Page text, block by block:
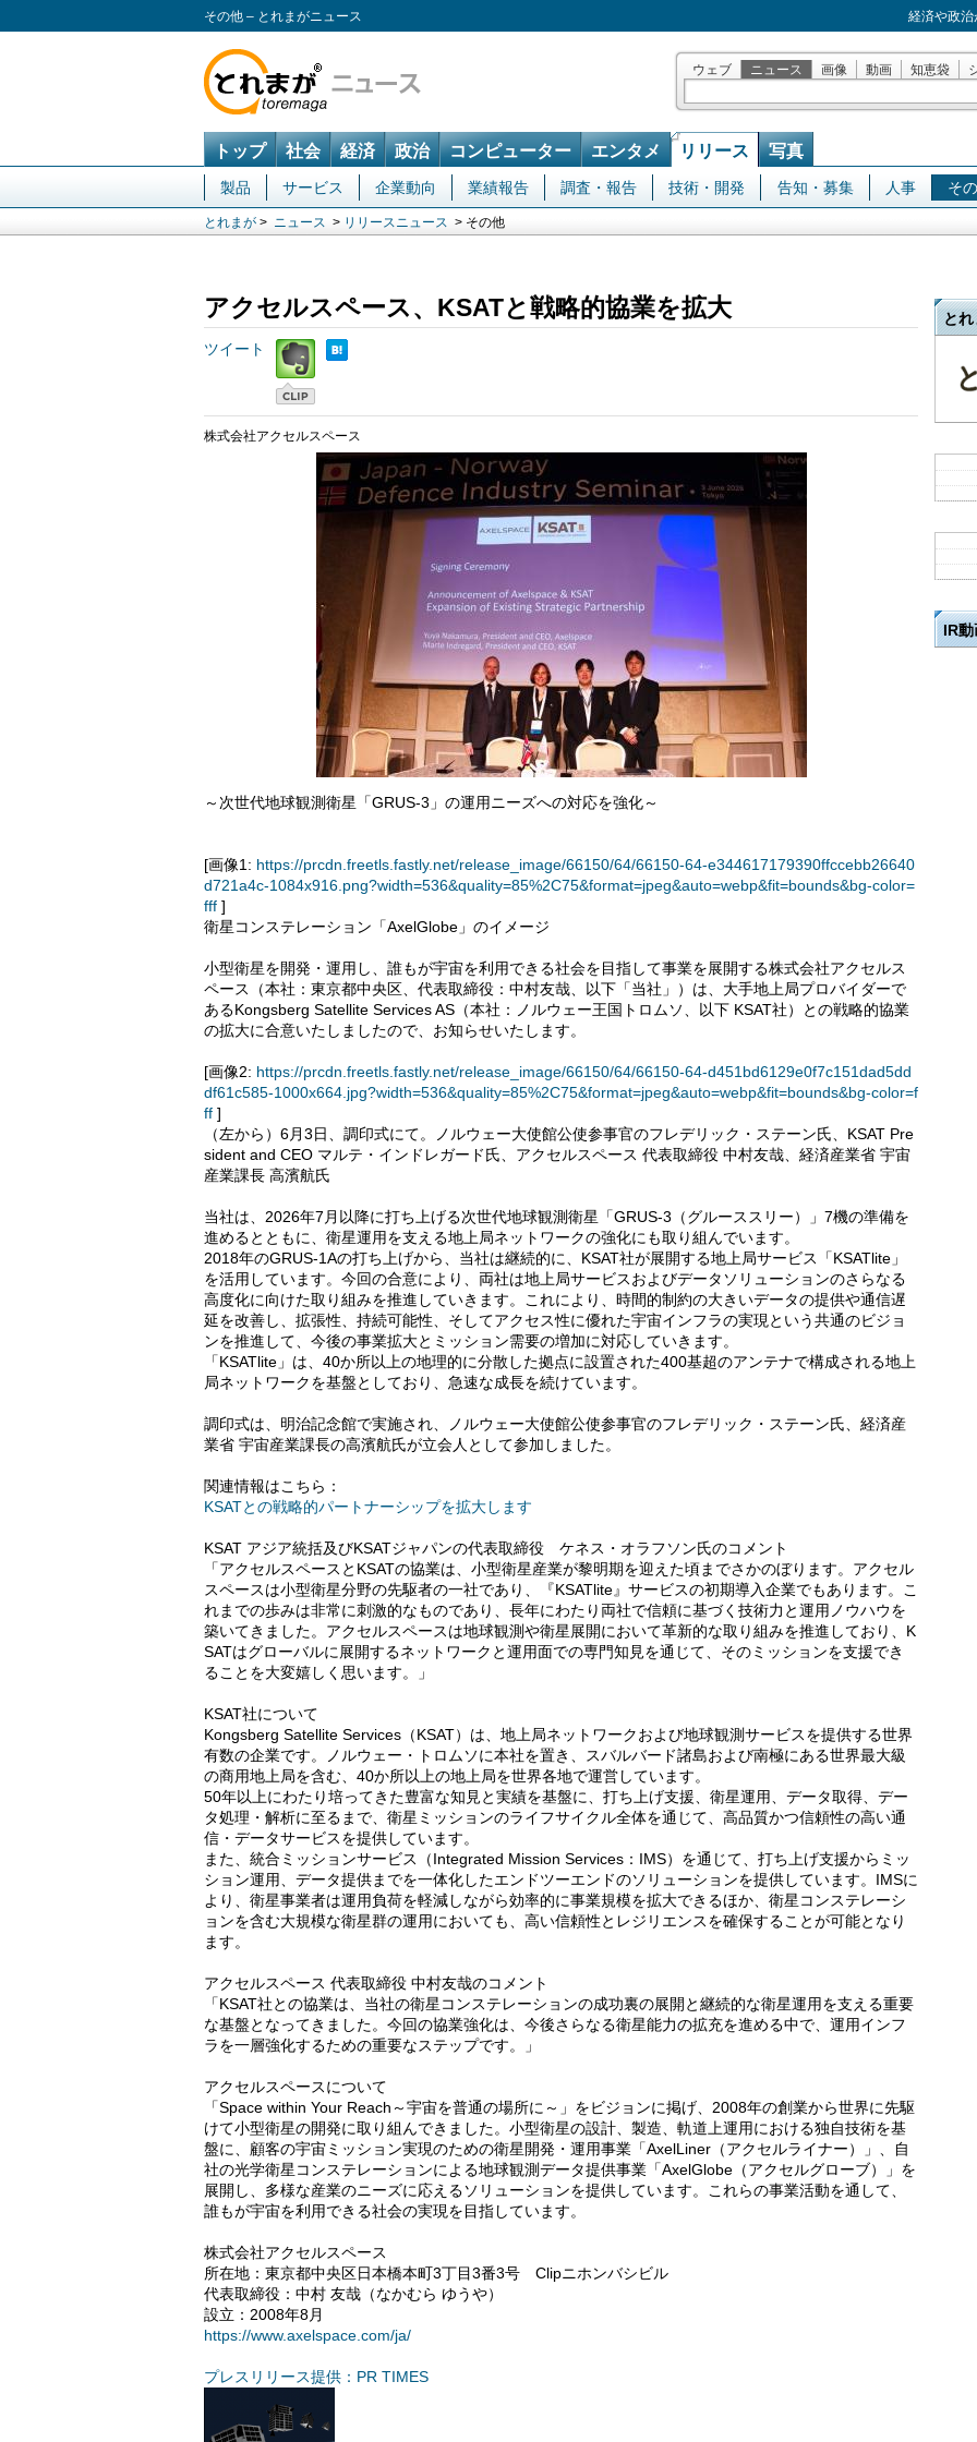
その他 – とれまがニュース 経済や政
ウェブ ニュース 画像 動画 知恵袋
トップ 社会 経済 政治 コンピューター エンタメ リリース 写真
製品 サービス 企業動向 業績報告 調査・報告 技術・開発 告知・募集 人事 そ
とれまが > ニュース > リリースニュース > その他
アクセルスペース、KSATと戦略的協業を拡大
ツイート
株式会社アクセルスペース
～次世代地球観測衛星「GRUS-3」の運用ニーズへの対応を強化～
[画像1: https://prcdn.freetls.fastly.net/release_image/66150/64/66150-64-e344617179390ffccebb26640
d721a4c-1084x916.png?width=536&quality=85%2C75&format=jpeg&auto=webp&fit=bounds&bg-color=
fff ]
衛星コンステレーション「AxelGlobe」のイメージ
小型衛星を開発・運用し、誰もが宇宙を利用できる社会を目指して事業を展開する株式会社アクセルス
ペース（本社：東京都中央区、代表取締役：中村友哉、以下「当社」）は、大手地上局プロバイダーで
あるKongsberg Satellite Services AS（本社：ノルウェー王国トロムソ、以下 KSAT社）との戦略的協業
の拡大に合意いたしましたので、お知らせいたします。
[画像2: https://prcdn.freetls.fastly.net/release_image/66150/64/66150-64-d451bd6129e0f7c151dad5dd
df61c585-1000x664.jpg?width=536&quality=85%2C75&format=jpeg&auto=webp&fit=bounds&bg-color=f
ff ]
（左から）6月3日、調印式にて。ノルウェー大使館公使参事官のフレデリック・ステーン氏、KSAT Pre
sident and CEO マルテ・インドレガード氏、アクセルスペース 代表取締役 中村友哉、経済産業省 宇宙
産業課長 高濱航氏
当社は、2026年7月以降に打ち上げる次世代地球観測衛星「GRUS-3（グルーススリー）」7機の準備を
進めるとともに、衛星運用を支える地上局ネットワークの強化にも取り組んでいます。
2018年のGRUS-1Aの打ち上げから、当社は継続的に、KSAT社が展開する地上局サービス「KSATlite」
を活用しています。今回の合意により、両社は地上局サービスおよびデータソリューションのさらなる
高度化に向けた取り組みを推進していきます。これにより、時間的制約の大きいデータの提供や通信遅
延を改善し、拡張性、持続可能性、そしてアクセス性に優れた宇宙インフラの実現という共通のビジョ
ンを推進して、今後の事業拡大とミッション需要の増加に対応していきます。
「KSATlite」は、40か所以上の地理的に分散した拠点に設置された400基超のアンテナで構成される地上
局ネットワークを基盤としており、急速な成長を続けています。
調印式は、明治記念館で実施され、ノルウェー大使館公使参事官のフレデリック・ステーン氏、経済産
業省 宇宙産業課長の高濱航氏が立会人として参加しました。
関連情報はこちら：
KSATとの戦略的パートナーシップを拡大します
KSAT アジア統括及びKSATジャパンの代表取締役 ケネス・オラフソン氏のコメント
「アクセルスペースとKSATの協業は、小型衛星産業が黎明期を迎えた頃までさかのぼります。アクセル
スペースは小型衛星分野の先駆者の一社であり、『KSATlite』サービスの初期導入企業でもあります。こ
れまでの歩みは非常に刺激的なものであり、長年にわたり両社で信頼に基づく技術力と運用ノウハウを
築いてきました。アクセルスペースは地球観測や衛星展開において革新的な取り組みを推進しており、K
SATはグローバルに展開するネットワークと運用面での専門知見を通じて、そのミッションを支援でき
ることを大変嬉しく思います。」
KSAT社について
Kongsberg Satellite Services（KSAT）は、地上局ネットワークおよび地球観測サービスを提供する世界
有数の企業です。ノルウェー・トロムソに本社を置き、スバルバード諸島および南極にある世界最大級
の商用地上局を含む、40か所以上の地上局を世界各地で運営しています。
50年以上にわたり培ってきた豊富な知見と実績を基盤に、打ち上げ支援、衛星運用、データ取得、デー
タ処理・解析に至るまで、衛星ミッションのライフサイクル全体を通じて、高品質かつ信頼性の高い通
信・データサービスを提供しています。
また、統合ミッションサービス（Integrated Mission Services：IMS）を通じて、打ち上げ支援からミッ
ション運用、データ提供までを一体化したエンドツーエンドのソリューションを提供しています。IMSに
より、衛星事業者は運用負荷を軽減しながら効率的に事業規模を拡大できるほか、衛星コンステレーシ
ョンを含む大規模な衛星群の運用においても、高い信頼性とレジリエンスを確保することが可能となり
ます。
アクセルスペース 代表取締役 中村友哉のコメント
「KSAT社との協業は、当社の衛星コンステレーションの成功裏の展開と継続的な衛星運用を支える重要
な基盤となってきました。今回の協業強化は、今後さらなる衛星能力の拡充を進める中で、運用インフ
ラを一層強化するための重要なステップです。」
アクセルスペースについて
「Space within Your Reach～宇宙を普通の場所に～」をビジョンに掲げ、2008年の創業から世界に先駆
けて小型衛星の開発に取り組んできました。小型衛星の設計、製造、軌道上運用における独自技術を基
盤に、顧客の宇宙ミッション実現のための衛星開発・運用事業「AxelLiner（アクセルライナー）」、自
社の光学衛星コンステレーションによる地球観測データ提供事業「AxelGlobe（アクセルグローブ）」を
展開し、多様な産業のニーズに応えるソリューションを提供しています。これらの事業活動を通して、
誰もが宇宙を利用できる社会の実現を目指しています。
株式会社アクセルスペース
所在地：東京都中央区日本橋本町3丁目3番3号 Clipニホンバシビル
代表取締役：中村 友哉（なかむら ゆうや）
設立：2008年8月
https://www.axelspace.com/ja/
プレスリリース提供：PR TIMES
とれ
IR動